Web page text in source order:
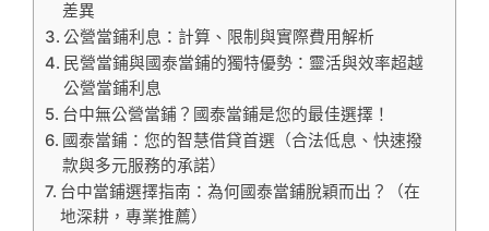
差異
公營當鋪利息：計算、限制與實際費用解析
民營當鋪與國泰當鋪的獨特優勢：靈活與效率超越
公營當鋪利息
台中無公營當鋪？國泰當鋪是您的最佳選擇！
國泰當鋪：您的智慧借貸首選（合法低息、快速撥
款與多元服務的承諾）
台中當鋪選擇指南：為何國泰當鋪脫穎而出？（在
地深耕，專業推薦）